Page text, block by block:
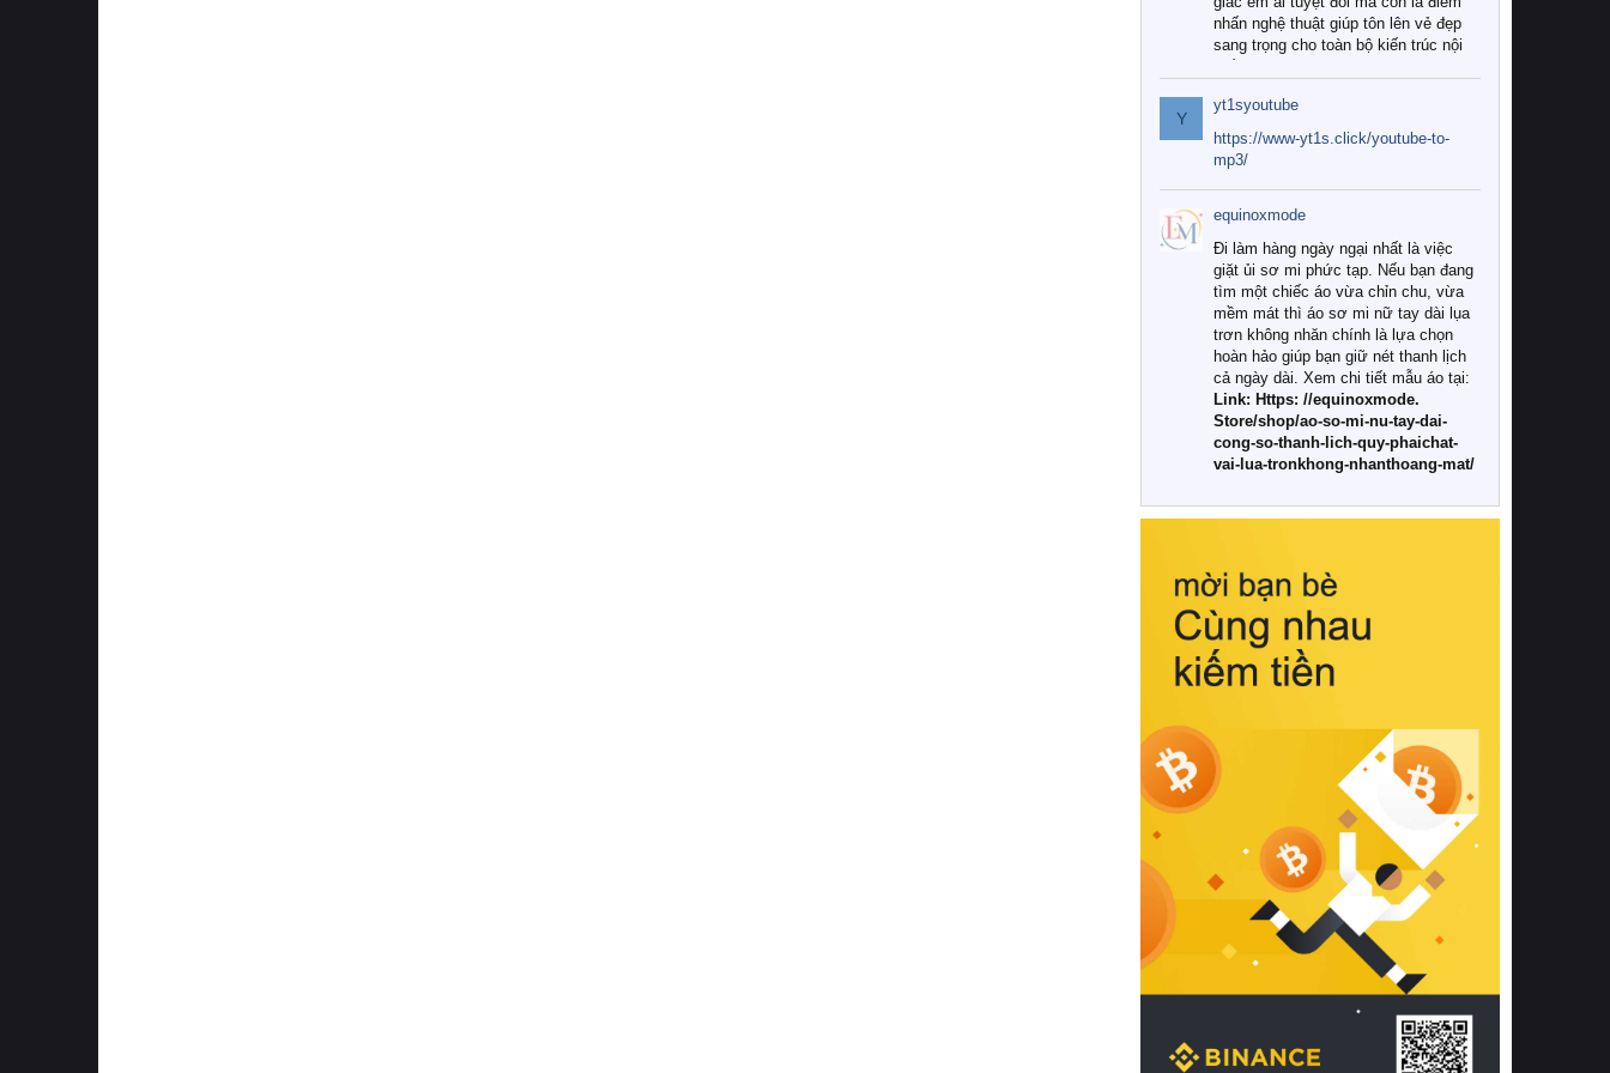
nhấn nghệ thuật giúp tôn lên vẻ đẹp
sang trọng cho toàn bộ kiến trúc nội
Tuy nhiên, giữa thị trường đa dạng
với vô vàn thương hiệu và mẫu mã
như hiện nay, làm thế nào để chọn
được những bộ chăn ga gối đệm cao
cấp thực sự chất lượng, phù hợp với
khí hậu và nhu cầu sử dụng của gia
đình? Hãy cùng chúng tôi đi tìm lời
giải đáp chi tiết qua bài viết dưới đây.
1. Tại sao các gia đình hiện đại lại ưa
chuộng chăn ga gối đệm cao cấp?
Khác với các dòng sản phẩm thông
thường, những bộ chăn ga gối đệm
cao cấp trải qua quy trình sản xuất
nghiêm ngặt từ khâu chọn lọc nguyên
liệu tự nhiên đến công nghệ dệt
nhuộm hiện đại không chứa hóa chất
này, bạn sẽ cảm nhận rõ rệt sự khác
hồi chuẩn xác của phần đệm nâng đỡ
cột sống.
Bên cạnh đó, việc lựa chọn các dòng
sản phẩm đạt chuẩn chất lượng quốc
tế còn giúp ngăn ngừa tình trạng kích
khuẩn và nấm mốc trong điều kiện
thời tiết nóng ẩm. Bạn có thể tìm hiểu
thêm các nghiên cứu khoa học về tác
động của giấc ngủ và môi trường
phòng ngủ đối với sức khỏe con
người tại Sleep Foundation (External
Link) để có cái nhìn toàn diện hơn.
2. Các tiêu chí vàng khi lựa chọn
chăn ga gối đệm cao cấp cho phòng
ngủ
Để sở hữu một bộ chăn ga gối đệm
cao cấp hoàn hảo cả về thẩm mỹ lẫn
công năng, người tiêu dùng cần cân
nhắc kỹ lưỡng các tiêu chí quan trọng
Y
yt1syoutube
https://www-yt1s.click/youtube-to-
mp3/
equinoxmode
Đi làm hàng ngày ngại nhất là việc
giặt ủi sơ mi phức tạp. Nếu bạn đang
tìm một chiếc áo vừa chỉn chu, vừa
mềm mát thì áo sơ mi nữ tay dài lụa
trơn không nhăn chính là lựa chọn
hoàn hảo giúp bạn giữ nét thanh lịch
cả ngày dài. Xem chi tiết mẫu áo tại:
Link: Https: //equinoxmode.
Store/shop/ao-so-mi-nu-tay-dai-
cong-so-thanh-lich-quy-phaichat-
vai-lua-tronkhong-nhanthoang-mat/